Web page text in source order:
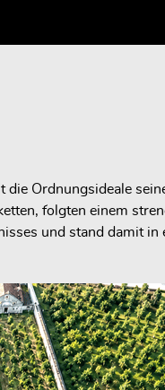
Ordnungsideale
folgten einem
und stand damit